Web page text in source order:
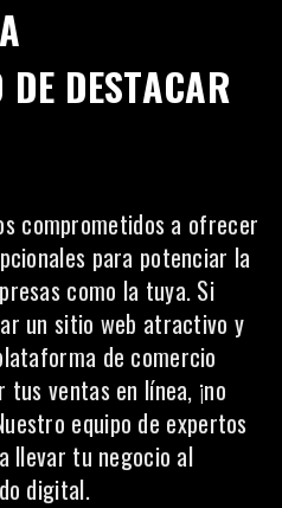
DESTACAR
comprometidos a ofrecer
para potenciar la
como la tuya. Si
un sitio web atractivo y
de comercio
ventas en línea, ¡no
equipo de expertos
llevar tu negocio al
digital.